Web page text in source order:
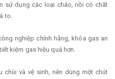
sử dụng các loại chảo, nồi có chất
to.
nghiệp chính hãng, khóa gas an
kiệm gas hiệu quả hơn.
và vệ sinh, nên dùng một chút